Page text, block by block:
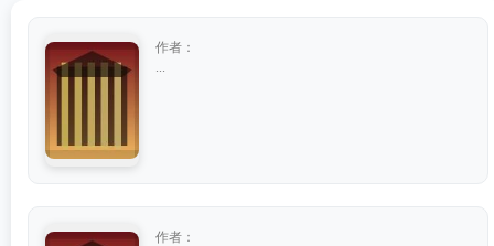
作者：
作者：